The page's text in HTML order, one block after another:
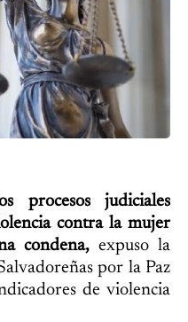
judiciales
contra la mujer
condena, expuso la
por la Paz
de violencia